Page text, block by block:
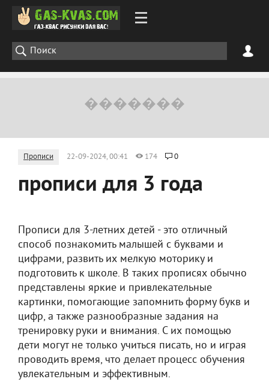
Прописи 22-09-2024, 00:41 174 0
прописи для 3 года
Прописи для 3-летних детей - это отличный
способ познакомить малышей с буквами и
цифрами, развить их мелкую моторику и
подготовить к школе. В таких прописях обычно
представлены яркие и привлекательные
картинки, помогающие запомнить форму букв и
цифр, а также разнообразные задания на
тренировку руки и внимания. С их помощью
дети могут не только учиться писать, но и играя
проводить время, что делает процесс обучения
увлекательным и эффективным.